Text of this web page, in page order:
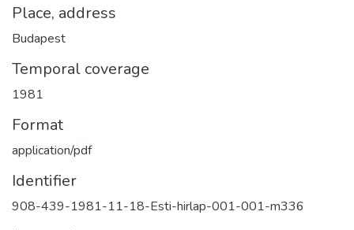
Place, address
Budapest
Temporal coverage
1981
Format
application/pdf
Identifier
908-439-1981-11-18-Esti-hirlap-001-001-m336